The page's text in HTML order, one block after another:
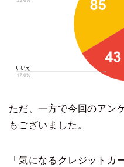
ただ、一方で今回のアン
もございました。
「気になるクレジットカ